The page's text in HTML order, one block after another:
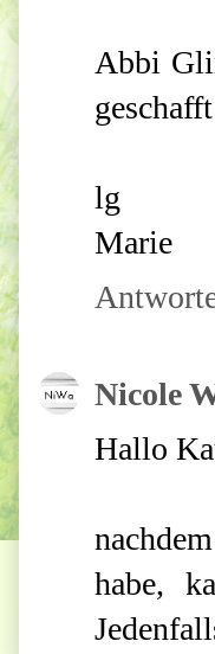
Abbi
lg
Marie
Nicole
Hallo
habe,